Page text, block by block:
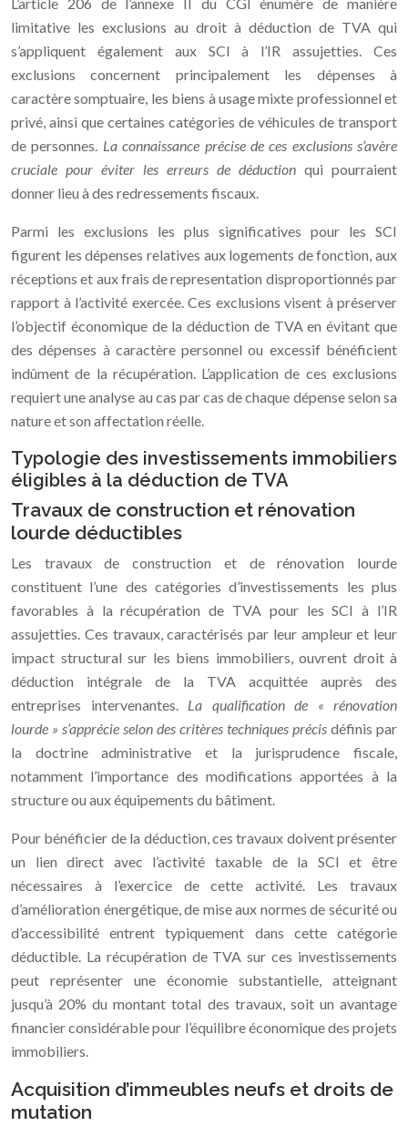
limitative les exclusions au droit à déduction de TVA qui
s’appliquent également aux SCI à l’IR assujetties. Ces
exclusions concernent principalement les dépenses à
caractère somptuaire, les biens à usage mixte professionnel et
privé, ainsi que certaines catégories de véhicules de transport
de personnes. La connaissance précise de ces exclusions s’avère
cruciale pour éviter les erreurs de déduction qui pourraient
donner lieu à des redressements fiscaux.
Parmi les exclusions les plus significatives pour les SCI
figurent les dépenses relatives aux logements de fonction, aux
réceptions et aux frais de representation disproportionnés par
rapport à l’activité exercée. Ces exclusions visent à préserver
l’objectif économique de la déduction de TVA en évitant que
des dépenses à caractère personnel ou excessif bénéficient
indûment de la récupération. L’application de ces exclusions
requiert une analyse au cas par cas de chaque dépense selon sa
nature et son affectation réelle.
Typologie des investissements immobiliers
éligibles à la déduction de TVA
Travaux de construction et rénovation
lourde déductibles
Les travaux de construction et de rénovation lourde
constituent l’une des catégories d’investissements les plus
favorables à la récupération de TVA pour les SCI à l’IR
assujetties. Ces travaux, caractérisés par leur ampleur et leur
impact structural sur les biens immobiliers, ouvrent droit à
déduction intégrale de la TVA acquittée auprès des
entreprises intervenantes. La qualification de « rénovation
lourde » s’apprécie selon des critères techniques précis définis par
la doctrine administrative et la jurisprudence fiscale,
notamment l’importance des modifications apportées à la
structure ou aux équipements du bâtiment.
Pour bénéficier de la déduction, ces travaux doivent présenter
un lien direct avec l’activité taxable de la SCI et être
nécessaires à l’exercice de cette activité. Les travaux
d’amélioration énergétique, de mise aux normes de sécurité ou
d’accessibilité entrent typiquement dans cette catégorie
déductible. La récupération de TVA sur ces investissements
peut représenter une économie substantielle, atteignant
jusqu’à 20% du montant total des travaux, soit un avantage
financier considérable pour l’équilibre économique des projets
immobiliers.
Acquisition d’immeubles neufs et droits de
mutation